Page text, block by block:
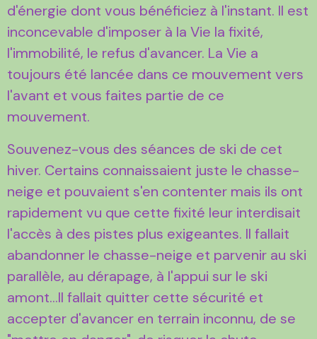
d'énergie dont vous bénéficiez à l'instant. Il est
inconcevable d'imposer à la Vie la fixité,
l'immobilité, le refus d'avancer. La Vie a
toujours été lancée dans ce mouvement vers
l'avant et vous faites partie de ce
mouvement.
Souvenez-vous des séances de ski de cet
hiver. Certains connaissaient juste le chasse-
neige et pouvaient s'en contenter mais ils ont
rapidement vu que cette fixité leur interdisait
l'accès à des pistes plus exigeantes. Il fallait
abandonner le chasse-neige et parvenir au ski
parallèle, au dérapage, à l'appui sur le ski
amont...Il fallait quitter cette sécurité et
accepter d'avancer en terrain inconnu, de se